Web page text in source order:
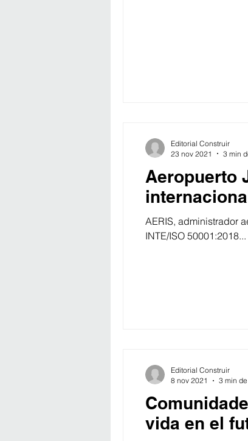
Aeropuerto
AERIS, administrador
INTE/ISO 50001:2018...
Editorial Construir
23 nov 2021
3 min
vida en el
Editorial Construir
8 nov 2021
3 min